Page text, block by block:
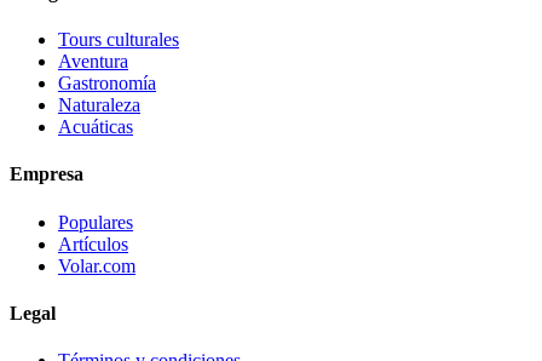
Tours culturales
Aventura
Gastronomía
Naturaleza
Acuáticas
Empresa
Populares
Artículos
Volar.com
Legal